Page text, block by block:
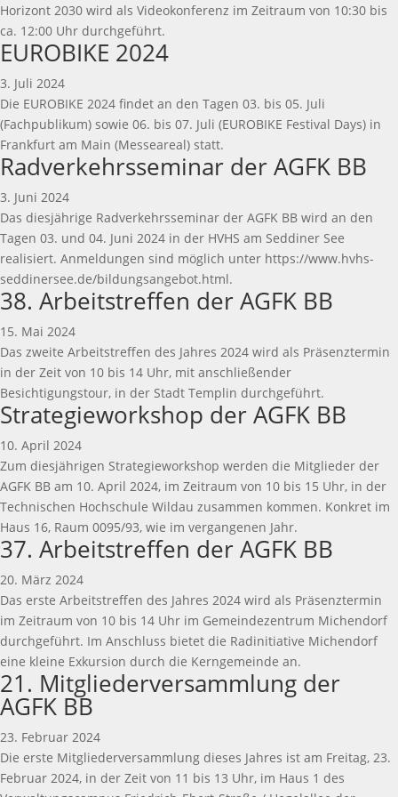
Horizont 2030 wird als Videokonferenz im Zeitraum von 10:30 bis
ca. 12:00 Uhr durchgeführt.
EUROBIKE 2024
3. Juli 2024
Die EUROBIKE 2024 findet an den Tagen 03. bis 05. Juli
(Fachpublikum) sowie 06. bis 07. Juli (EUROBIKE Festival Days) in
Frankfurt am Main (Messeareal) statt.
Radverkehrsseminar der AGFK BB
3. Juni 2024
Das diesjährige Radverkehrsseminar der AGFK BB wird an den
Tagen 03. und 04. Juni 2024 in der HVHS am Seddiner See
realisiert. Anmeldungen sind möglich unter https://www.hvhs-
seddinersee.de/bildungsangebot.html.
38. Arbeitstreffen der AGFK BB
15. Mai 2024
Das zweite Arbeitstreffen des Jahres 2024 wird als Präsenztermin
in der Zeit von 10 bis 14 Uhr, mit anschließender
Besichtigungstour, in der Stadt Templin durchgeführt.
Strategieworkshop der AGFK BB
10. April 2024
Zum diesjährigen Strategieworkshop werden die Mitglieder der
AGFK BB am 10. April 2024, im Zeitraum von 10 bis 15 Uhr, in der
Technischen Hochschule Wildau zusammen kommen. Konkret im
Haus 16, Raum 0095/93, wie im vergangenen Jahr.
37. Arbeitstreffen der AGFK BB
20. März 2024
Das erste Arbeitstreffen des Jahres 2024 wird als Präsenztermin
im Zeitraum von 10 bis 14 Uhr im Gemeindezentrum Michendorf
durchgeführt. Im Anschluss bietet die Radinitiative Michendorf
eine kleine Exkursion durch die Kerngemeinde an.
21. Mitgliederversammlung der
AGFK BB
23. Februar 2024
Die erste Mitgliederversammlung dieses Jahres ist am Freitag, 23.
Februar 2024, in der Zeit von 11 bis 13 Uhr, im Haus 1 des